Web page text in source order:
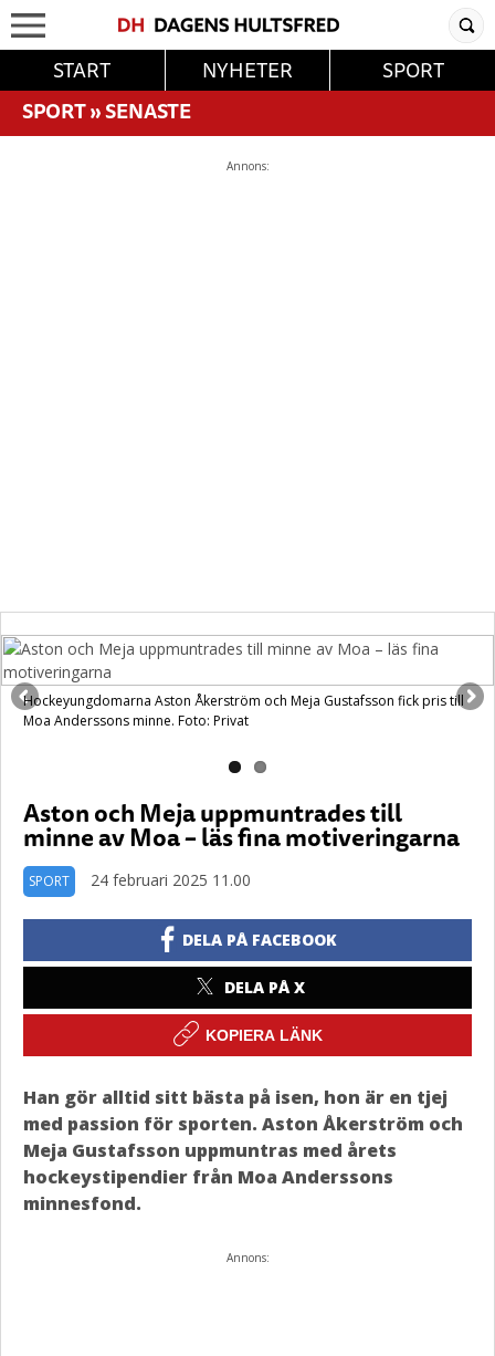
START NYHETER
SPORT
SPORT»SENASTE
Annons:
Hockeyungdomarna Aston Åkerström och Meja Gustafsson fick pris till
Moa Anderssons minne. Foto: Privat
Aston och Meja uppmuntrades till
minne av Moa – läs fina motiveringarna
SPORT 24 februari 2025 11.00
DELA PÅ FACEBOOK
DELA PÅ X
KOPIERA LÄNK
Han gör alltid sitt bästa på isen, hon är en tjej
med passion för sporten. Aston Åkerström och
Meja Gustafsson uppmuntras med årets
hockeystipendier från Moa Anderssons
minnesfond.
Annons: